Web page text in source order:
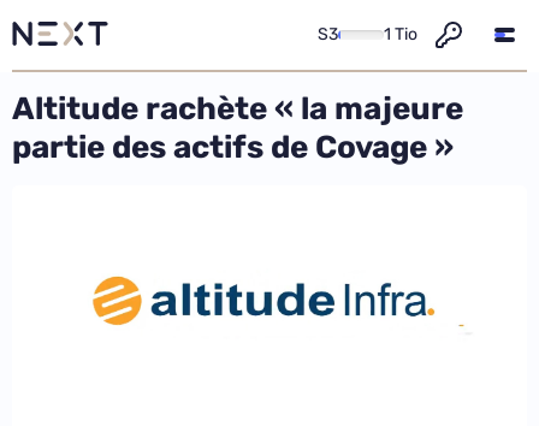
S3 1 Tio
Altitude rachète « la majeure
partie des actifs de Covage »